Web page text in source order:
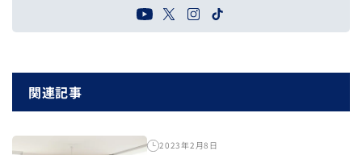
関連記事
2023年2月8日